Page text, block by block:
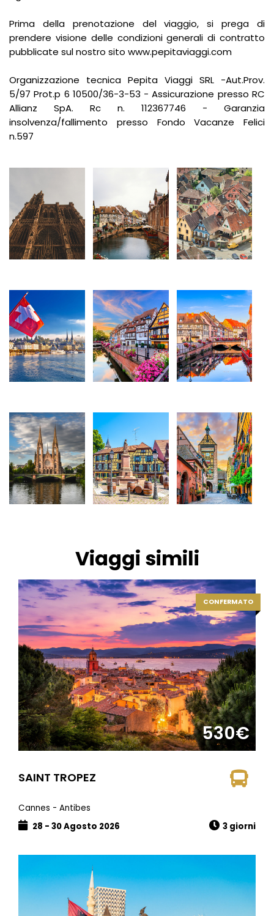
Prima della prenotazione del viaggio, si prega di
prendere visione delle condizioni generali di contratto
pubblicate sul nostro sito www.pepitaviaggi.com
Organizzazione tecnica Pepita Viaggi SRL -Aut.Prov.
5/97 Prot.p 6 10500/36-3-53 - Assicurazione presso RC
Allianz SpA. Rc n. 112367746 - Garanzia
insolvenza/fallimento presso Fondo Vacanze Felici
n.597
Viaggi simili
CONFERMATO
530€
SAINT TROPEZ
Cannes - Antibes
28 - 30 Agosto 2026
3 giorni